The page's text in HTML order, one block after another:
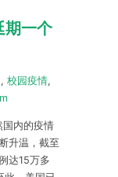
期一个
, 校园疫情,
内的疫情
升温，截至
达15万多